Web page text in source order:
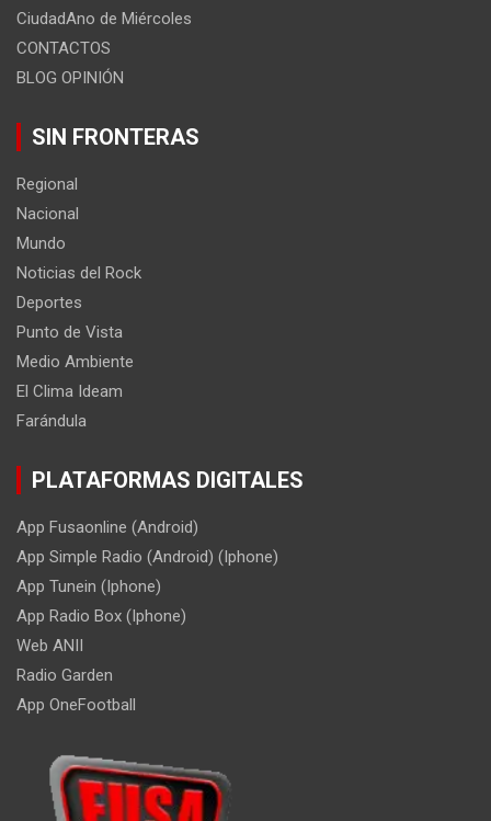
CiudadAno de Miércoles
CONTACTOS
BLOG OPINIÓN
SIN FRONTERAS
Regional
Nacional
Mundo
Noticias del Rock
Deportes
Punto de Vista
Medio Ambiente
El Clima Ideam
Farándula
PLATAFORMAS DIGITALES
App Fusaonline (Android)
App Simple Radio (Android) (Iphone)
App Tunein (Iphone)
App Radio Box (Iphone)
Web ANII
Radio Garden
App OneFootball